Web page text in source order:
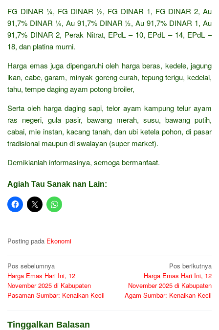
FG DINAR ¼, FG DINAR ½, FG DINAR 1, FG DINAR 2, Au
91,7% DINAR ¼, Au 91,7% DINAR ½, Au 91,7% DINAR 1, Au
91,7% DINAR 2, Perak Nitrat, EPdL – 10, EPdL – 14, EPdL –
18, dan platina murni.
Harga emas juga dipengaruhi oleh harga beras, kedele, jagung
ikan, cabe, garam, minyak goreng curah, tepung terigu, kedelai,
tahu, tempe daging ayam potong broiler,
Serta oleh harga daging sapi, telor ayam kampung telur ayam
ras negeri, gula pasir, bawang merah, susu, bawang putih,
cabai, mie instan, kacang tanah, dan ubi ketela pohon, di pasar
tradisional maupun di swalayan (super market).
Demikianlah informasinya, semoga bermanfaat.
Agiah Tau Sanak nan Lain:
Posting pada Ekonomi
Navigasi
pos
Pos sebelumnya
Harga Emas Hari Ini, 12
November 2025 di Kabupaten
Pasaman Sumbar: Kenaikan Kecil
Pos berikutnya
Harga Emas Hari Ini, 12
November 2025 di Kabupaten
Agam Sumbar: Kenaikan Kecil
Tinggalkan Balasan